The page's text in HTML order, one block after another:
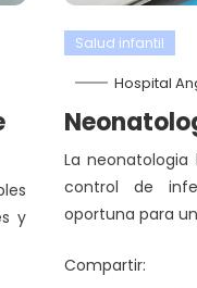
y
Salud infantil
Hospital
La neonatologia
control de
oportuna para
Compartir: